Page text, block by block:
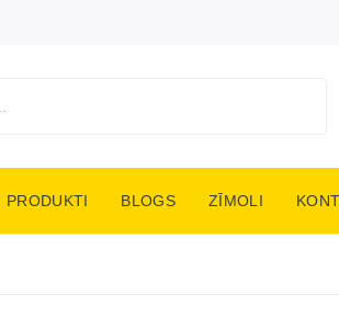
PRODUKTI BLOGS ZĪMOLI